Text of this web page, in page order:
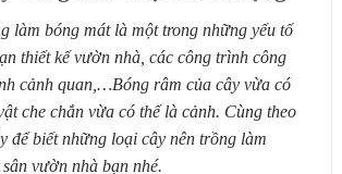
làm bóng mát là một trong những yếu tố
thiết kế vườn nhà, các công trình công
cảnh quan,…Bóng râm của cây vừa có
che chắn vừa có thể là cảnh. Cùng theo
để biết những loại cây nên trồng làm
vườn nhà bạn nhé.